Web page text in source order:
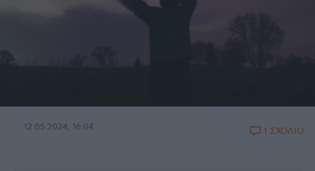
12.05.2024, 16:04 1 ΣΧΟΛΙΟ